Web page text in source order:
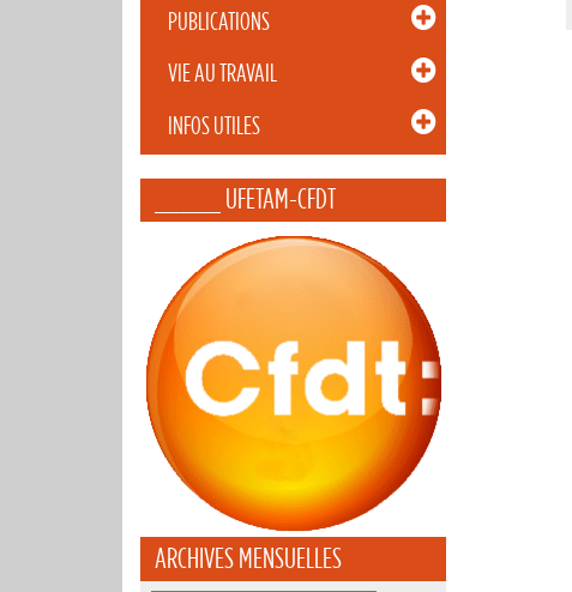
PUBLICATIONS
VIE AU TRAVAIL
INFOS UTILES
_____ UFETAM-CFDT
ARCHIVES MENSUELLES